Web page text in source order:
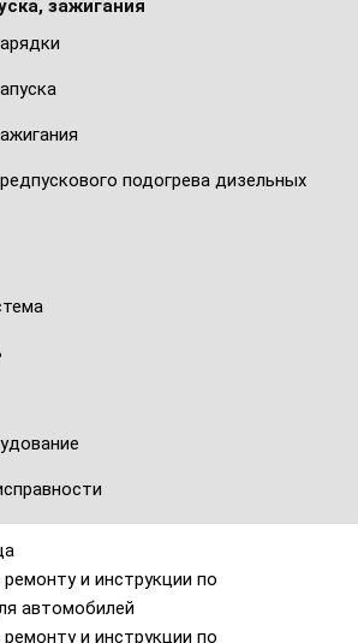
зажигания
подогрева дизельных
и инструкции по
автомобилей
и инструкции по